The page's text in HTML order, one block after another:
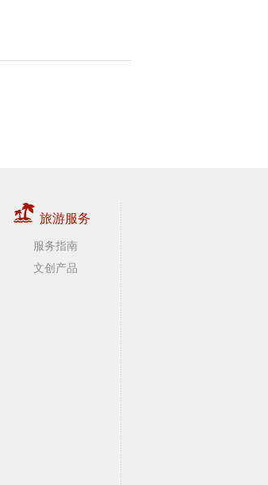
旅游服务
服务指南
文创产品